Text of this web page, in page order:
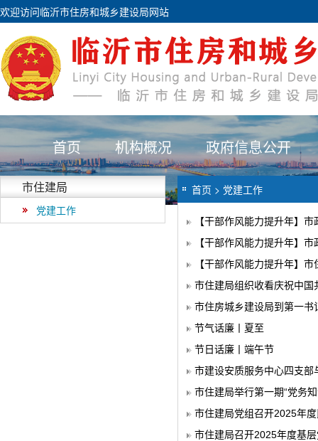
欢迎访问临沂市住房和城乡建设局网站
首页 机构概况 政府信息公开
市住建局
党建工作
首页 > 党建工作
【干部作风能力提升年】
【干部作风能力提升年】
【干部作风能力提升年】
市住建局组织收看庆祝中
市住房城乡建设局到第一书
节气话廉丨夏至
节日话廉丨端午节
市建设安质服务中心四支
市住建局举行第一期“党务
市住建局党组召开2025年
市住建局召开2025年度基